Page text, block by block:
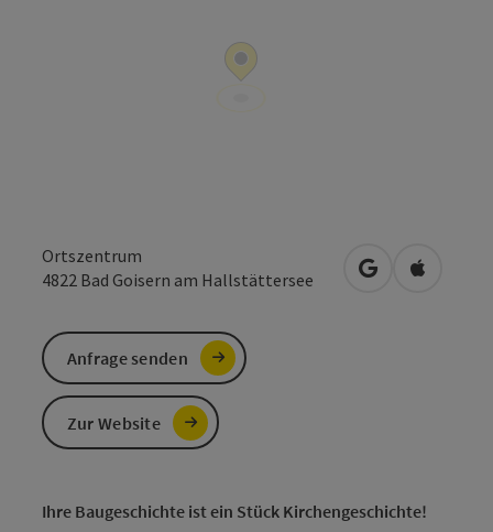
Ortszentrum
4822 Bad Goisern am Hallstättersee in Googlein Apple
Ihre Baugeschichte ist ein Stück Kirchengeschichte!
Anfrage senden
Zur Website